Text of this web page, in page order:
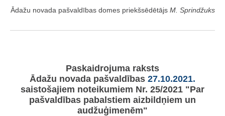
Ādažu novada pašvaldības domes priekšsēdētājs M. Sprindžuks
Paskaidrojuma raksts
Ādažu novada pašvaldības 27.10.2021.
saistošajiem noteikumiem Nr. 25/2021 "Par
pašvaldības pabalstiem aizbildņiem un
audžuģimenēm"